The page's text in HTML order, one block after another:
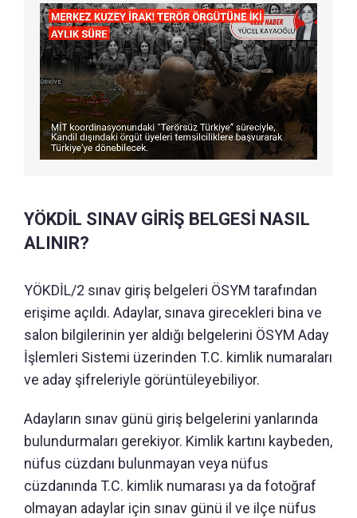
YÖKDİL SINAV GİRİŞ BELGESİ NASIL
ALINIR?
YÖKDİL/2 sınav giriş belgeleri ÖSYM tarafından
erişime açıldı. Adaylar, sınava girecekleri bina ve
salon bilgilerinin yer aldığı belgelerini ÖSYM Aday
İşlemleri Sistemi üzerinden T.C. kimlik numaraları
ve aday şifreleriyle görüntüleyebiliyor.
Adayların sınav günü giriş belgelerini yanlarında
bulundurmaları gerekiyor. Kimlik kartını kaybeden,
nüfus cüzdanı bulunmayan veya nüfus
cüzdanında T.C. kimlik numarası ya da fotoğraf
olmayan adaylar için sınav günü il ve ilçe nüfus